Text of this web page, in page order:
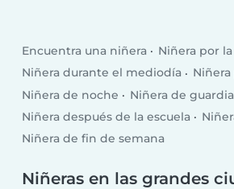
Encuentra una niñera
Niñera por
Niñera durante el mediodía
Niñera de noche
Niñera de guardia
Niñera después de la escuela
Niñera de fin de semana
Niñeras en las grandes